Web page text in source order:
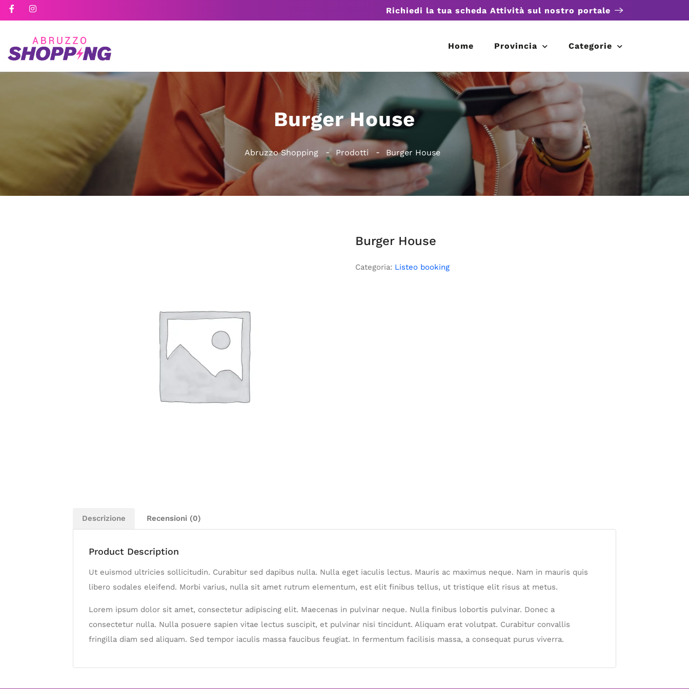
Richiedi la tua scheda Attività sul nostro portale
Home Provincia Categorie
Burger House
Abruzzo Shopping Prodotti Burger House
Burger House
Categoria: Listeo booking
Descrizione Recensioni (0)
Product Description
Ut euismod ultricies sollicitudin. Curabitur sed dapibus nulla. Nulla eget iaculis lectus. Mauris ac maximus neque. Nam in mauris quis
libero sodales eleifend. Morbi varius, nulla sit amet rutrum elementum, est elit finibus tellus, ut tristique elit risus at metus.
Lorem ipsum dolor sit amet, consectetur adipiscing elit. Maecenas in pulvinar neque. Nulla finibus lobortis pulvinar. Donec a
consectetur nulla. Nulla posuere sapien vitae lectus suscipit, et pulvinar nisi tincidunt. Aliquam erat volutpat. Curabitur convallis
fringilla diam sed aliquam. Sed tempor iaculis massa faucibus feugiat. In fermentum facilisis massa, a consequat purus viverra.